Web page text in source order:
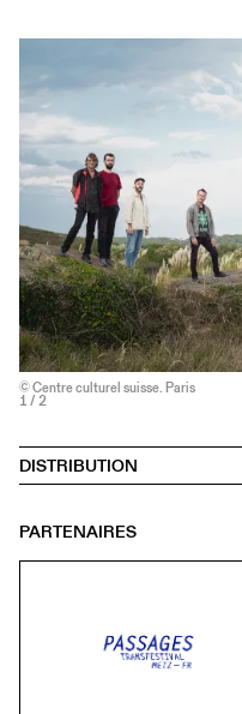
© Centre culturel suisse. Paris
1 / 2
DISTRIBUTION
PARTENAIRES